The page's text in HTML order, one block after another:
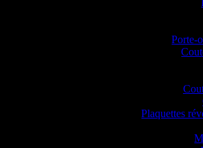
Porte-
Plaquettes